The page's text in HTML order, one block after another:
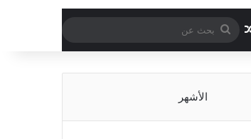
مقال عشوائي
بحث
عن
الأشهر